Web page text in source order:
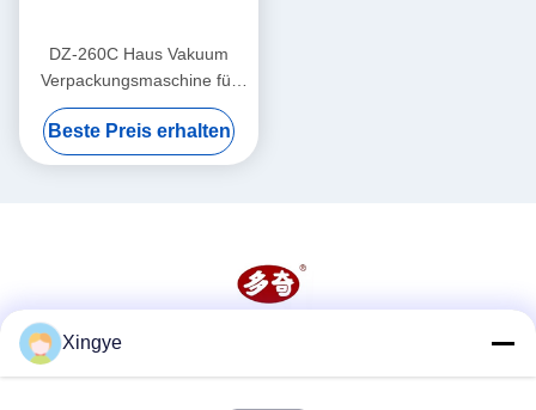
DZ-260C Haus Vakuum
Verpackungsmaschine für
Lebensmittel und Gemüse
260mm Kammergröße
Beste Preis erhalten
Xingye